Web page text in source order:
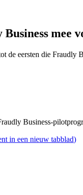
mee
de eersten die
Business-
in een nieuw tabblad)